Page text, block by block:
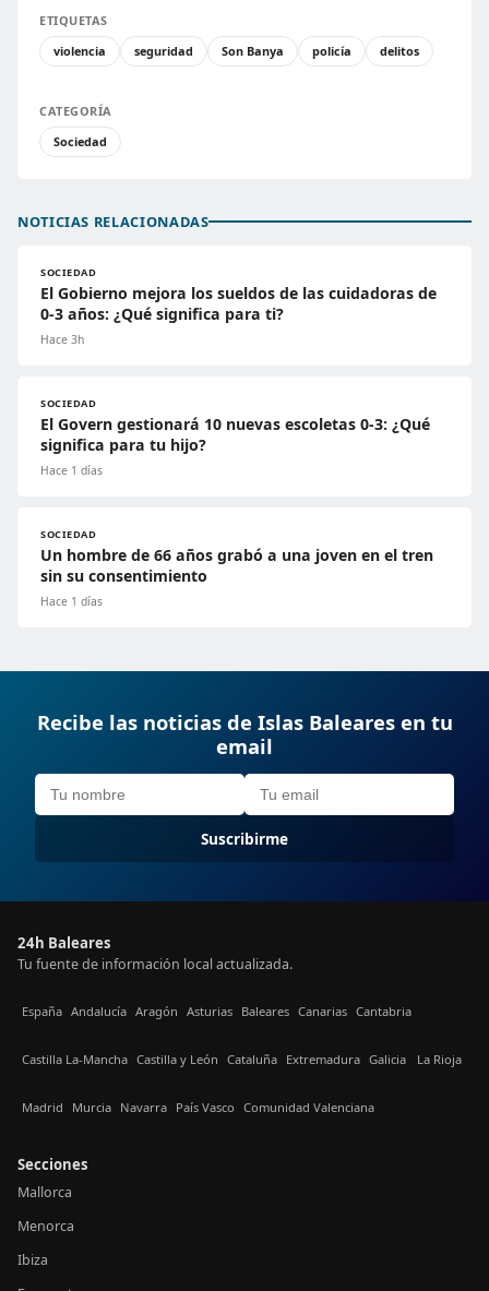
ETIQUETAS
violencia
seguridad Son Banya policía delitos
CATEGORÍA
Sociedad
NOTICIAS RELACIONADAS
SOCIEDAD
El Gobierno mejora los sueldos de las cuidadoras de
0-3 años: ¿Qué significa para ti?
Hace 3h
SOCIEDAD
El Govern gestionará 10 nuevas escoletas 0-3: ¿Qué
significa para tu hijo?
Hace 1 días
SOCIEDAD
Un hombre de 66 años grabó a una joven en el tren
sin su consentimiento
Hace 1 días
Recibe las noticias de Islas Baleares en tu
email
Suscribirme
24h Baleares
Tu fuente de información local actualizada.
España Andalucía Aragón Asturias Baleares Canarias Cantabria
Castilla La-Mancha Castilla y León Cataluña Extremadura Galicia La Rioja
Madrid Murcia Navarra País Vasco Comunidad Valenciana
Secciones
Mallorca
Menorca
Ibiza